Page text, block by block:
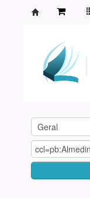
Agamenon